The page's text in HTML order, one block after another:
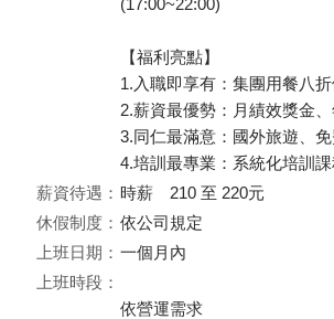
(17:00~22:00)
【福利亮點】
1.入職即享有：集團用餐八
2.薪資最優勢：月績效獎金
3.同仁最滿意：國外旅遊、
4.培訓最專業：系統化培訓
薪資待遇： 時薪 210 至 220元
休假制度： 依公司規定
上班日期： 一個月內
上班時段：
依營運需求